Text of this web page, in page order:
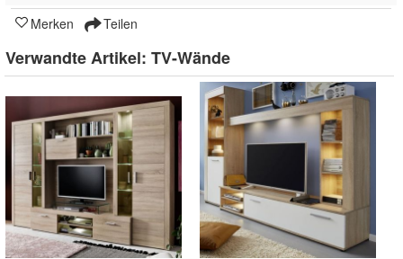
Merken Teilen
Verwandte Artikel: TV-Wände